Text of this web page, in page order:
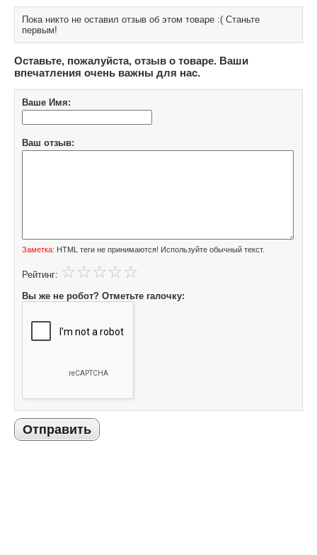
Пока никто не оставил отзыв об этом товаре :( Станьте
первым!
Оставьте, пожалуйста, отзыв о товаре. Ваши
впечатления очень важны для нас.
Ваше Имя:
Ваш отзыв:
Заметка: HTML теги не принимаются! Используйте обычный текст.
Рейтинг:
Вы же не робот? Отметьте галочку:
Отправить